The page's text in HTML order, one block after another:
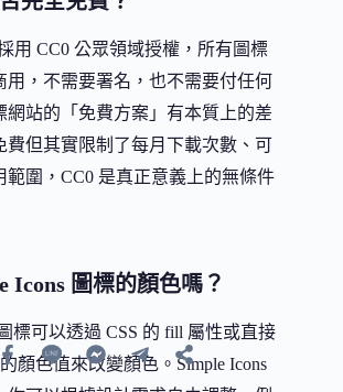
用 CC0 公眾領域授權，所有圖標
用，不需要署名，也不需要付任何
網站的「免費方案」有本質上的差
費但其實限制了每月下載次數、可
範圍，CC0 是真正意義上的無條件
Icons 圖標的顏色嗎？
標可以透過 CSS 的 fill 屬性或直接
顏色值來改變顏色。Simple Icons